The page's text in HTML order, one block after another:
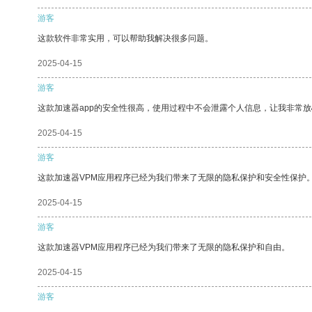
游客
这款软件非常实用，可以帮助我解决很多问题。
2025-04-15
游客
这款加速器app的安全性很高，使用过程中不会泄露个人信息，让我非常
2025-04-15
游客
这款加速器VPM应用程序已经为我们带来了无限的隐私保护和安全性保护
2025-04-15
游客
这款加速器VPM应用程序已经为我们带来了无限的隐私保护和自由。
2025-04-15
游客